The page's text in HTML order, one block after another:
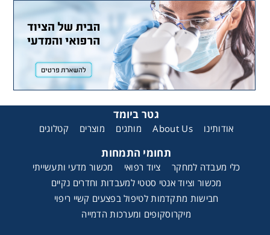
גטר ביומד
אודותינו About Us מותגים מוצרים קטלוגים
תחומי התמחות
כלי מעבדה למחקר ציוד רפואי
מכשור מדעי ותעשייתי
מכשור וציוד אנטי סטטי למעבדות וחדרים נקיים
חבישות מתקדמות לטיפול בפצעים קשיי ריפוי
מיקרוסקופים ומערכות הדמייה